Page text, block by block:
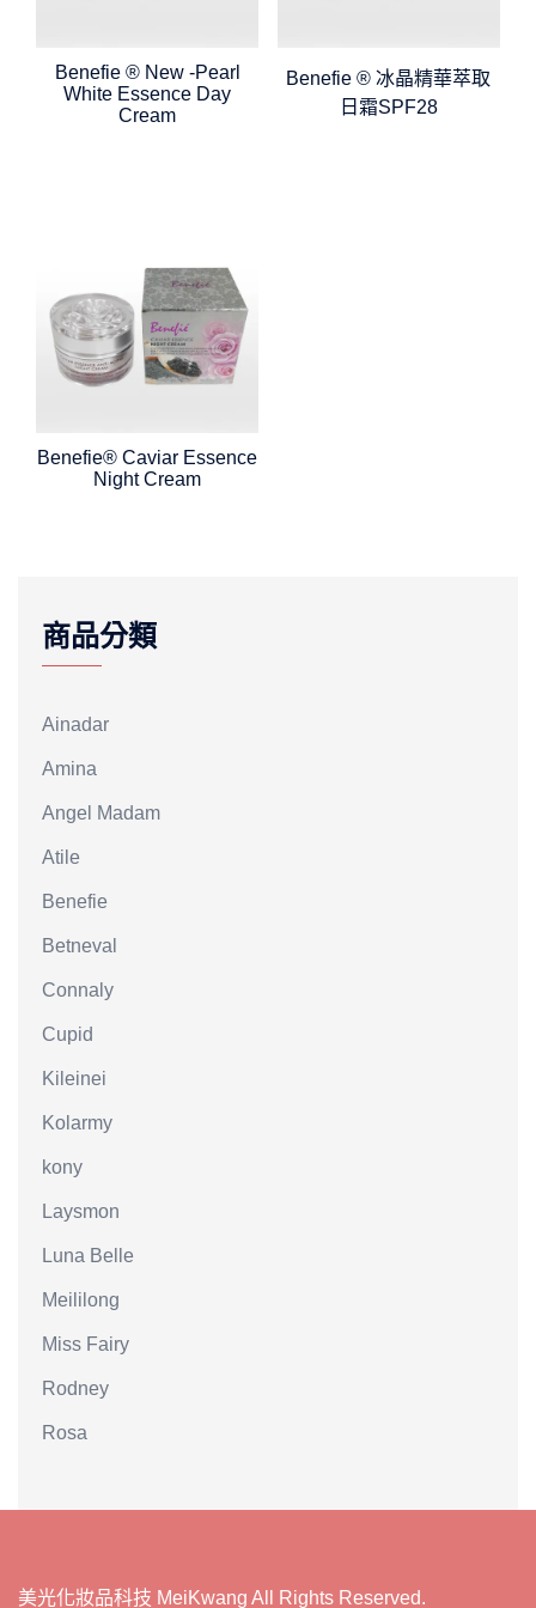
Benefie ® New -Pearl
White Essence Day
Cream
Benefie ® 冰晶精華萃取
日霜SPF28
Benefie® Caviar Essence
Night Cream
商品分類
Ainadar
Amina
Angel Madam
Atile
Benefie
Betneval
Connaly
Cupid
Kileinei
Kolarmy
kony
Laysmon
Luna Belle
Meililong
Miss Fairy
Rodney
Rosa
美光化妝品科技 MeiKwang All Rights Reserved.